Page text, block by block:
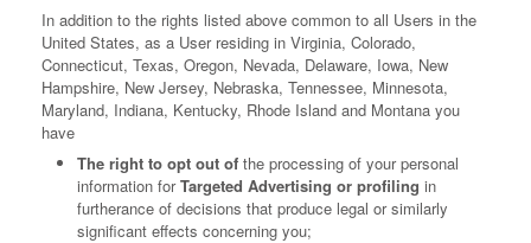
In addition to the rights listed above common to all Users in the
United States, as a User residing in Virginia, Colorado,
Connecticut, Texas, Oregon, Nevada, Delaware, Iowa, New
Hampshire, New Jersey, Nebraska, Tennessee, Minnesota,
Maryland, Indiana, Kentucky, Rhode Island and Montana you
have
The right to opt out of the processing of your personal
information forTargeted Advertising or profiling in
furtherance of decisions that produce legal or similarly
significant effects concerning you;